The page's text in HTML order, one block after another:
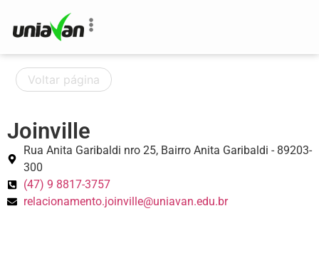
Voltar página
Joinville
Rua Anita Garibaldi nro 25, Bairro Anita Garibaldi - 89203-
300
(47) 9 8817-3757
relacionamento.joinville@uniavan.edu.br​